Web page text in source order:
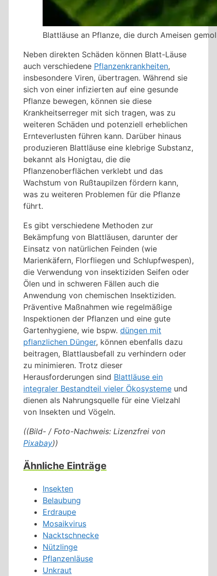
Blattläuse an Pflanze, die durch Ameisen
Neben direkten Schäden können Blatt-Läuse
auch verschiedene Pflanzenkrankheiten,
insbesondere Viren, übertragen. Während sie
sich von einer infizierten auf eine gesunde
Pflanze bewegen, können sie diese
Krankheitserreger mit sich tragen, was zu
weiteren Schäden und potenziell erheblichen
Ernteverlusten führen kann. Darüber hinaus
produzieren Blattläuse eine klebrige Substanz,
bekannt als Honigtau, die die
Pflanzenoberflächen verklebt und das
Wachstum von Rußtaupilzen fördern kann,
was zu weiteren Problemen für die Pflanze
führt.
Es gibt verschiedene Methoden zur
Bekämpfung von Blattläusen, darunter der
Einsatz von natürlichen Feinden (wie
Marienkäfern, Florfliegen und Schlupfwespen),
die Verwendung von insektiziden Seifen oder
Ölen und in schweren Fällen auch die
Anwendung von chemischen Insektiziden.
Präventive Maßnahmen wie regelmäßige
Inspektionen der Pflanzen und eine gute
Gartenhygiene, wie bspw. düngen mit
pflanzlichen Dünger, können ebenfalls dazu
beitragen, Blattlausbefall zu verhindern oder
zu minimieren. Trotz dieser
Herausforderungen sind Blattläuse ein
integraler Bestandteil vieler Ökosysteme und
dienen als Nahrungsquelle für eine Vielzahl
von Insekten und Vögeln.
((Bild- / Foto-Nachweis: Lizenzfrei von
Pixabay))
Ähnliche Einträge
Insekten
Belaubung
Erdraupe
Mosaikvirus
Nacktschnecke
Nützlinge
Pflanzenläuse
Unkraut